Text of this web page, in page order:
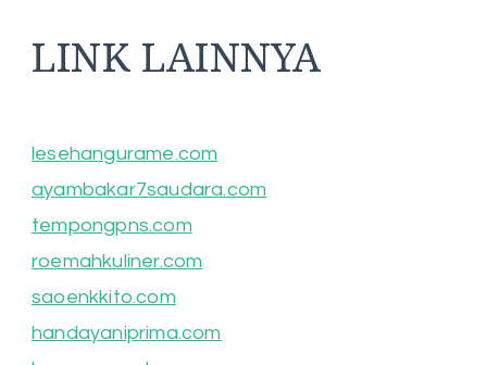
LINK LAINNYA
lesehangurame.com
ayambakar7saudara.com
tempongpns.com
roemahkuliner.com
saoenkkito.com
handayaniprima.com